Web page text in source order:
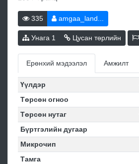
335 amgaa_land...
Унага 1 Цусан төрлийн
Ерөнхий мэдээлэл Амжилт
Үүлдэр
Төрсөн огноо
Төрсөн нутаг
Бүртгэлийн дугаар
Микрочип
Тамга